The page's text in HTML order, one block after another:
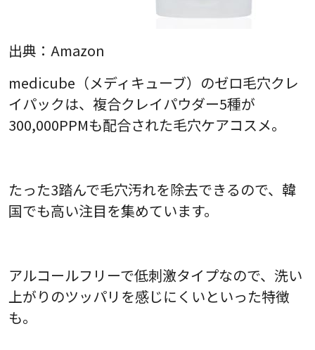
出典： Amazon
medicube（メディキューブ）のゼロ毛穴クレ
イパックは、複合クレイパウダー5種が
300,000PPMも配合された毛穴ケアコスメ。
たった3踏んで毛穴汚れを除去できるので、韓
国でも高い注目を集めています。
アルコールフリーで低刺激タイプなので、洗い
上がりのツッパリを感じにくいといった特徴
も。